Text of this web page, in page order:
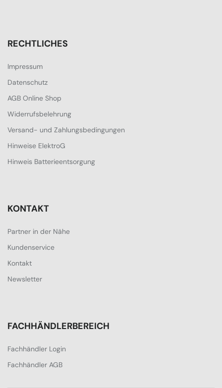
RECHTLICHES
Impressum
Datenschutz
AGB Online Shop
Widerrufsbelehrung
Versand- und Zahlungsbedingungen
Hinweise ElektroG
Hinweis Batterieentsorgung
KONTAKT
Partner in der Nähe
Kundenservice
Kontakt
Newsletter
FACHHÄNDLERBEREICH
Fachhändler Login
Fachhändler AGB